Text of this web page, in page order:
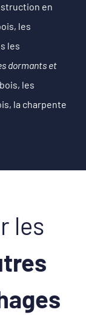
en
les
les
dormants et
les
la charpente
les